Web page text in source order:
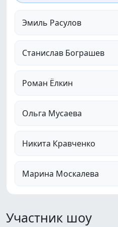
Эмиль Расулов
Станислав Бограшев
Роман Ёлкин
Ольга Мусаева
Никита Кравченко
Марина Москалева
Участник шоу